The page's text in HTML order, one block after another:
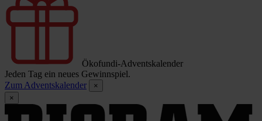
Ökofundi-Adventskalender
Jeden Tag ein neues Gewinnspiel.
Zum Adventskalender
×
×